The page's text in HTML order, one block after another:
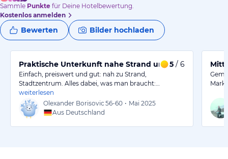
Sammle Punkte für Deine Hotelbewertung.
Kostenlos anmelden
Bewerten Bilder hochladen
Praktische Unterkunft nahe Strand und Stadtzentrum
5 / 6
Einfach, preiswert und gut: nah zu Strand,
Stadtzentrum. Alles dabei, was man braucht:…
weiterlesen
Olexander Borisovic 56-60 • Mai 2025
Aus Deutschland